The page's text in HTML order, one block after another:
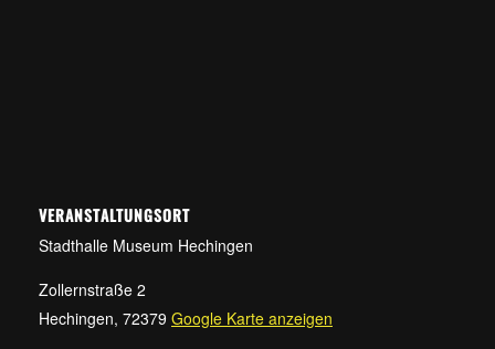
VERANSTALTUNGSORT
Stadthalle Museum Hechingen
Zollernstraße 2
Hechingen, 72379 Google Karte anzeigen